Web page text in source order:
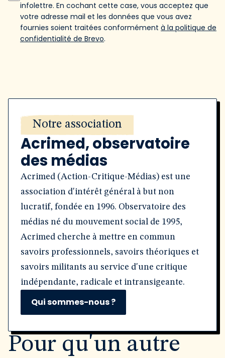
infolettre. En cochant cette case, vous acceptez que
votre adresse mail et les données que vous avez
fournies soient traitées conformément à la politique de
confidentialité de Brevo.
Notre association
Acrimed, observatoire
des médias
Acrimed (Action-Critique-Médias) est une
association d'intérêt général à but non
lucratif, fondée en 1996. Observatoire des
médias né du mouvement social de 1995,
Acrimed cherche à mettre en commun
savoirs professionnels, savoirs théoriques et
savoirs militants au service d'une critique
indépendante, radicale et intransigeante.
Qui sommes-nous ?
Pour qu'un autre